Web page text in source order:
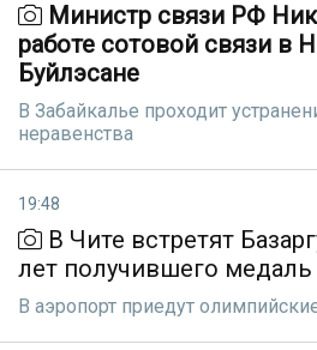
Министр связи РФ
работе сотовой связи в
Буйлэсане
В Забайкалье проходит
неравенства
19:48
В Чите встретят
лет получившего
В аэропорт приедут